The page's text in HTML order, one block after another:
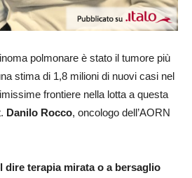
polmonare è stato il tumore più
stima di 1,8 milioni di nuovi casi nel
frontiere nella lotta a questa
Danilo Rocco, oncologo dell’AORN
dire terapia mirata o a bersaglio